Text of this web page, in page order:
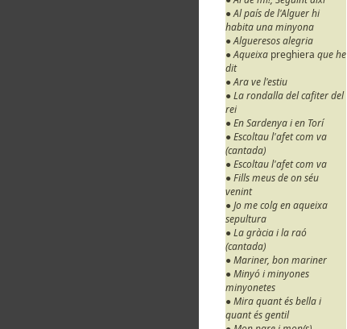
● Al país de l'Alguer hi
habita una minyona
● Algueresos alegria
● Aqueixa preghiera que he
dit
● Ara ve l'estiu
● La rondalla del cafiter del
rei
● En Sardenya i en Torí
● Escoltau l'afet com va
(cantada)
● Escoltau l'afet com va
● Fills meus de on séu
venint
● Jo me colg en aqueixa
sepultura
● La gràcia i la raó
(cantada)
● Mariner, bon mariner
● Minyó i minyones
minyonetes
● Mira quant és bella i
quant és gentil